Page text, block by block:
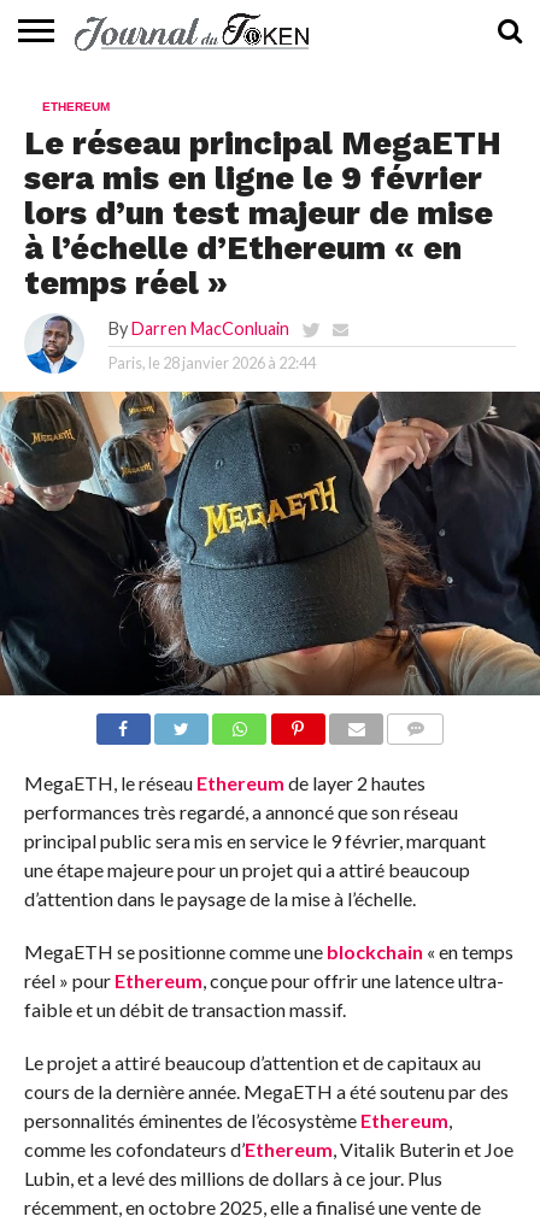
📰
EVALUATION
GUIDE
TENDANCES
À
CONTACTEZ-
ETHEREUM
Le réseau principal MegaETH
sera mis en ligne le 9 février
lors d’un test majeur de mise
à l’échelle d’Ethereum « en
temps réel »
By Darren MacConluain
Paris, le 28 janvier 2026 à 22:44
MegaETH, le réseau Ethereum de layer 2 hautes
performances très regardé, a annoncé que son réseau
principal public sera mis en service le 9 février, marquant
une étape majeure pour un projet qui a attiré beaucoup
d’attention dans le paysage de la mise à l’échelle.
MegaETH se positionne comme une blockchain « en temps
réel » pour Ethereum, conçue pour offrir une latence ultra-
faible et un débit de transaction massif.
Le projet a attiré beaucoup d’attention et de capitaux au
cours de la dernière année. MegaETH a été soutenu par des
personnalités éminentes de l’écosystème Ethereum,
comme les cofondateurs d’Ethereum, Vitalik Buterin et Joe
Lubin, et a levé des millions de dollars à ce jour. Plus
récemment, en octobre 2025, elle a finalisé une vente de